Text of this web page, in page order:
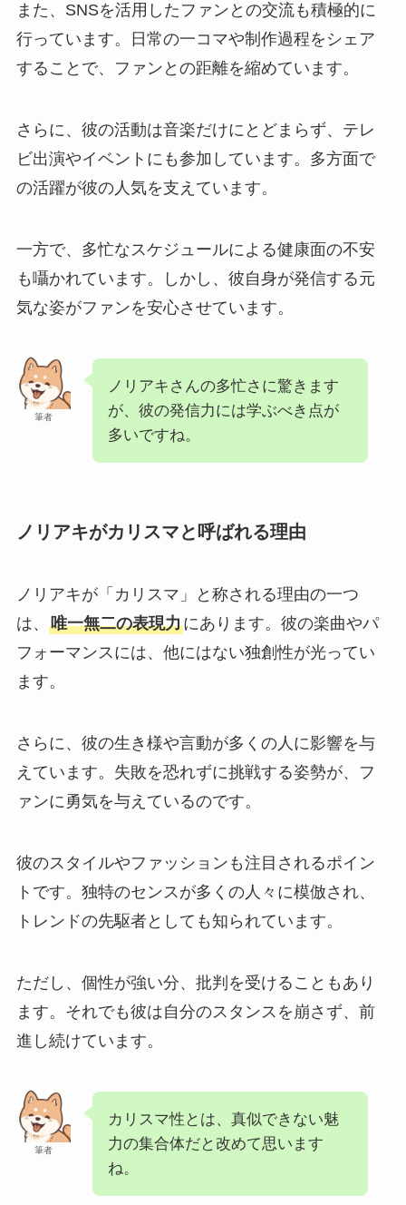
また、SNSを活用したファンとの交流も積極的に
行っています。日常の一コマや制作過程をシェア
することで、ファンとの距離を縮めています。
さらに、彼の活動は音楽だけにとどまらず、テレ
ビ出演やイベントにも参加しています。多方面で
の活躍が彼の人気を支えています。
一方で、多忙なスケジュールによる健康面の不安
も囁かれています。しかし、彼自身が発信する元
気な姿がファンを安心させています。
筆者
ノリアキさんの多忙さに驚きます
が、彼の発信力には学ぶべき点が
多いですね。
ノリアキがカリスマと呼ばれる理由
ノリアキが「カリスマ」と称される理由の一つ
は、 唯一無二の表現力にあります。彼の楽曲やパ
フォーマンスには、他にはない独創性が光ってい
ます。
さらに、彼の生き様や言動が多くの人に影響を与
えています。失敗を恐れずに挑戦する姿勢が、フ
ァンに勇気を与えているのです。
彼のスタイルやファッションも注目されるポイン
トです。独特のセンスが多くの人々に模倣され、
トレンドの先駆者としても知られています。
ただし、個性が強い分、批判を受けることもあり
ます。それでも彼は自分のスタンスを崩さず、前
進し続けています。
筆者
カリスマ性とは、真似できない魅
力の集合体だと改めて思います
ね。